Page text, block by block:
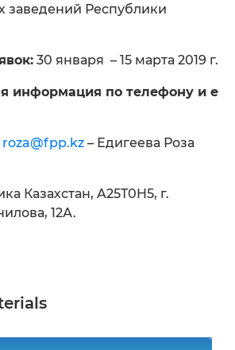
заведений Республики
30 января – 15 марта 2019 г.
информация по телефону и e
roza@fpp.kz – Едигеева Роза
Казахстан, A25T0H5, г.
12А.